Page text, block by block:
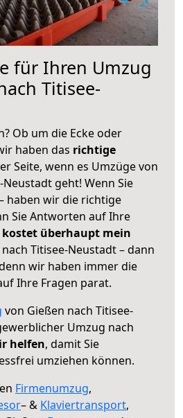
für Ihren Umzug
Titisee-
Ob um die Ecke oder
haben das richtige
Seite, wenn es Umzüge von
geht! Wenn Sie
haben wir die richtige
Sie Antworten auf Ihre
kostet überhaupt mein
Titisee-Neustadt – dann
wir haben immer die
Ihre Fragen parat.
von Gießen nach Titisee-
Umzug nach
helfen, damit Sie
umziehen können.
Firmenumzug,
– & Klaviertransport,